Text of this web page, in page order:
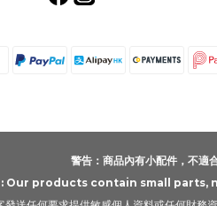
警告：商品內有小配件，不適
Our products contain small